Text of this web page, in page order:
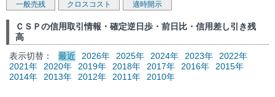
一般売残
クロスコスト 適時開示
ＣＳＰの信用取引情報・確定逆日歩・前日比・信用差し引き残
高
表示切替：
最近 2026年 2025年 2024年 2023年
2022年
2021年
2020年 2019年 2018年 2017年 2016年
2015年
2014年
2013年 2012年 2011年 2010年